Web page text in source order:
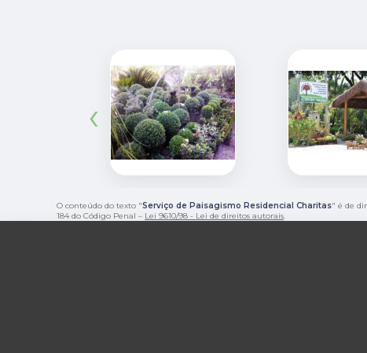
‹
O conteúdo do texto "Serviço de Paisagismo Residencial Charitas" é de
184 do Código Penal – Lei 9610/98 - Lei de direitos autorais